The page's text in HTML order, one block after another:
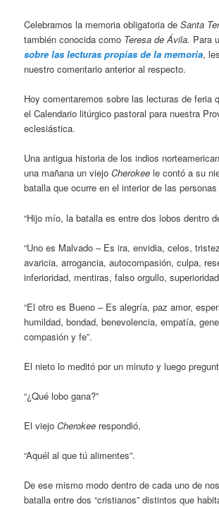
Celebramos la memoria obligatoria deSanta
también conocida como Teresa de Ávila. Para
sobre las lecturas propias de la memoria,
nuestro comentario anterior al respecto.
Hoy comentaremos sobre las lecturas de feria
el Calendario litúrgico pastoral para nuestra
eclesiástica.
Una antigua historia de los indios
una mañana un viejoCherokee le contó a su
batalla que ocurre en el interior de las
“Hijo mío, la batalla es entre dos lobos dentro
“Uno es Malvado – Es ira, envidia, celos,
avaricia, arrogancia, autocompasión, culpa,
inferioridad, mentiras, falso orgullo,
“El otro es Bueno – Es alegría, paz amor,
humildad, bondad, benevolencia, empatía,
compasión y fe”.
El nieto lo meditó por un minuto y luego
“¿Qué lobo gana?”
El viejoCherokee respondió,
“Aquél al que tú alimentes”.
De ese mismo modo dentro de cada uno de
batalla entre dos “cristianos” distintos que